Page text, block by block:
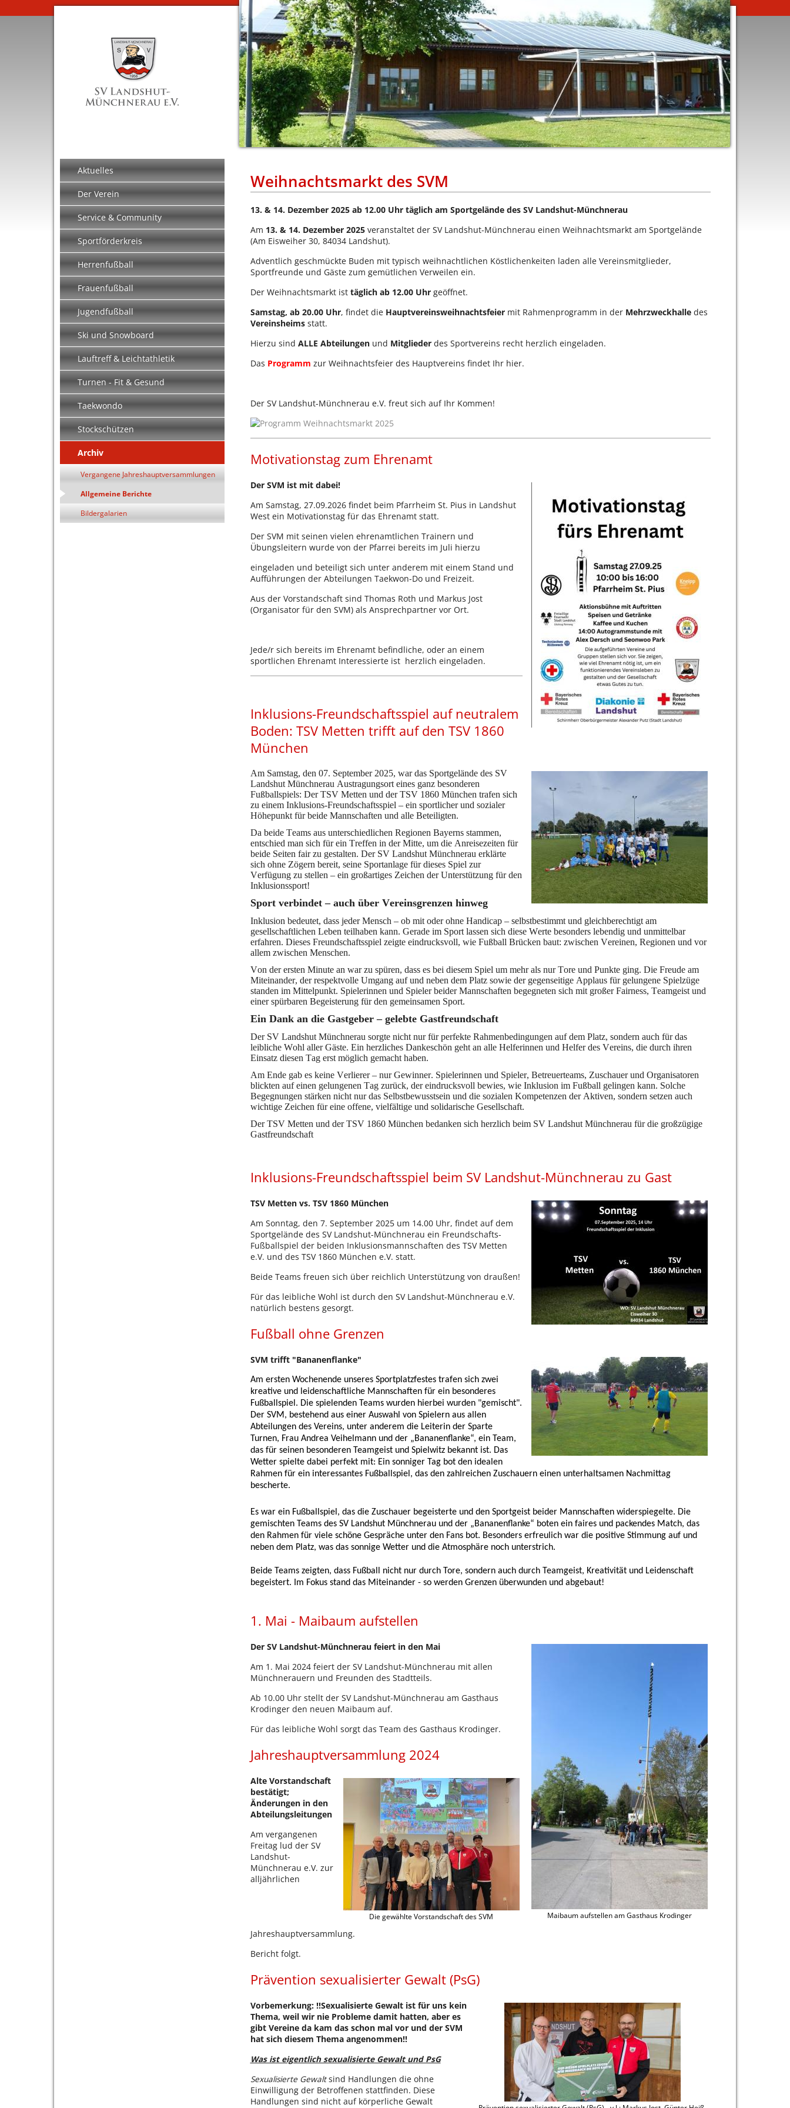
Aktuelles
Der Verein
Service & Community
Sportförderkreis
Herrenfußball
Frauenfußball
Jugendfußball
Ski und Snowboard
Lauftreff & Leichtathletik
Turnen - Fit & Gesund
Taekwondo
Stockschützen
Archiv
Vergangene Jahreshauptversammlungen
Allgemeine Berichte
Bildergalarien
Weihnachtsmarkt des SVM
13. & 14. Dezember 2025 ab 12.00 Uhr täglich am Sportgelände des SV Landshut-Münchnerau
Am 13. & 14. Dezember 2025veranstaltet der SV Landshut-Münchnerau einen Weihnachtsmarkt am Sportgelände
(Am Eisweiher 30, 84034 Landshut).
Adventlich geschmückte Buden mit typisch weihnachtlichen Köstlichenkeiten laden alle Vereinsmitglieder,
Sportfreunde und Gäste zum gemütlichen Verweilen ein.
Der Weihnachtsmarkt ist täglich ab 12.00 Uhrgeöffnet.
Samstag, ab 20.00 Uhr, findet die Hauptvereinsweihnachtsfeiermit Rahmenprogramm in der Mehrzweckhalledes
Vereinsheims statt.
Hierzu sind ALLE Abteilungen und Mitgliederdes Sportvereins recht herzlich eingeladen.
Das Programm zur Weihnachtsfeier des Hauptvereins findet Ihr hier.
Der SV Landshut-Münchnerau e.V. freut sich auf Ihr Kommen!
Motivationstag zum Ehrenamt
Der SVM ist mit dabei!
Am Samstag, 27.09.2026 findet beim Pfarrheim St. Pius in Landshut
West ein Motivationstag für das Ehrenamt statt.
Der SVM mit seinen vielen ehrenamtlichen Trainern und
Übungsleitern wurde von der Pfarrei bereits im Juli hierzu
eingeladen und beteiligt sich unter anderem mit einem Stand und
Aufführungen der Abteilungen Taekwon-Do und Freizeit.
Aus der Vorstandschaft sind Thomas Roth und Markus Jost
(Organisator für den SVM) als Ansprechpartner vor Ort.
Jede/r sich bereits im Ehrenamt befindliche, oder an einem
sportlichen Ehrenamt Interessierte ist herzlich eingeladen.
Inklusions-Freundschaftsspiel auf neutralem
Boden: TSV Metten trifft auf den TSV 1860
München
Am Samstag, den 07. September 2025, war das Sportgelände des SV
Landshut Münchnerau Austragungsort eines ganz besonderen
Fußballspiels: Der TSV Metten und der TSV 1860 München trafen sich
zu einem Inklusions-Freundschaftsspiel – ein sportlicher und sozialer
Höhepunkt für beide Mannschaften und alle Beteiligten.
Da beide Teams aus unterschiedlichen Regionen Bayerns stammen,
entschied man sich für ein Treffen in der Mitte, um die Anreisezeiten für
beide Seiten fair zu gestalten. Der SV Landshut Münchnerau erklärte
sich ohne Zögern bereit, seine Sportanlage für dieses Spiel zur
Verfügung zu stellen – ein großartiges Zeichen der Unterstützung für den
Inklusionssport!
Sport verbindet – auch über Vereinsgrenzen hinweg
Inklusion bedeutet, dass jeder Mensch – ob mit oder ohne Handicap – selbstbestimmt und gleichberechtigt am
gesellschaftlichen Leben teilhaben kann. Gerade im Sport lassen sich diese Werte besonders lebendig und unmittelbar
erfahren. Dieses Freundschaftsspiel zeigte eindrucksvoll, wie Fußball Brücken baut: zwischen Vereinen, Regionen und vor
allem zwischen Menschen.
Von der ersten Minute an war zu spüren, dass es bei diesem Spiel um mehr als nur Tore und Punkte ging. Die Freude am
Miteinander, der respektvolle Umgang auf und neben dem Platz sowie der gegenseitige Applaus für gelungene Spielzüge
standen im Mittelpunkt. Spielerinnen und Spieler beider Mannschaften begegneten sich mit großer Fairness, Teamgeist und
einer spürbaren Begeisterung für den gemeinsamen Sport.
Ein Dank an die Gastgeber – gelebte Gastfreundschaft
Der SV Landshut Münchnerau sorgte nicht nur für perfekte Rahmenbedingungen auf dem Platz, sondern auch für das
leibliche Wohl aller Gäste. Ein herzliches Dankeschön geht an alle Helferinnen und Helfer des Vereins, die durch ihren
Einsatz diesen Tag erst möglich gemacht haben.
Am Ende gab es keine Verlierer – nur Gewinner. Spielerinnen und Spieler, Betreuerteams, Zuschauer und Organisatoren
blickten auf einen gelungenen Tag zurück, der eindrucksvoll bewies, wie Inklusion im Fußball gelingen kann. Solche
Begegnungen stärken nicht nur das Selbstbewusstsein und die sozialen Kompetenzen der Aktiven, sondern setzen auch
wichtige Zeichen für eine offene, vielfältige und solidarische Gesellschaft.
Der TSV Metten und der TSV 1860 München bedanken sich herzlich beim SV Landshut Münchnerau für die großzügige
Gastfreundschaft
Inklusions-Freundschaftsspiel beim SV Landshut-Münchnerau zu Gast
TSV Metten vs. TSV 1860 München
Am Sonntag, den 7. September 2025 um 14.00 Uhr, findet auf dem
Sportgelände des SV Landshut-Münchnerau ein Freundschafts-
Fußballspiel der beiden Inklusionsmannschaften des TSV Metten
e.V. und des TSV 1860 München e.V. statt.
Beide Teams freuen sich über reichlich Unterstützung von draußen!
Für das leibliche Wohl ist durch den SV Landshut-Münchnerau e.V.
natürlich bestens gesorgt.
Fußball ohne Grenzen
SVM trifft "Bananenflanke"
Am ersten Wochenende unseres Sportplatzfestes trafen sich zwei
kreative und leidenschaftliche Mannschaften für ein besonderes
Fußballspiel. Die spielenden Teams wurden hierbei wurden "gemischt".
Der SVM, bestehend aus einer Auswahl von Spielern aus allen
Abteilungen des Vereins, unter anderem die Leiterin der Sparte
Turnen, Frau Andrea Veihelmann und der „Bananenflanke“, ein Team,
das für seinen besonderen Teamgeist und Spielwitz bekannt ist. Das
Wetter spielte dabei perfekt mit: Ein sonniger Tag bot den idealen
Rahmen für ein interessantes Fußballspiel, das den zahlreichen Zuschauern einen unterhaltsamen Nachmittag
bescherte.
Es war ein Fußballspiel, das die Zuschauer begeisterte und den Sportgeist beider Mannschaften widerspiegelte. Die
gemischten Teams des SV Landshut Münchnerau und der „Bananenflanke“ boten ein faires und packendes Match, das
den Rahmen für viele schöne Gespräche unter den Fans bot. Besonders erfreulich war die positive Stimmung auf und
neben dem Platz, was das sonnige Wetter und die Atmosphäre noch unterstrich.
Beide Teams zeigten, dass Fußball nicht nur durch Tore, sondern auch durch Teamgeist, Kreativität und Leidenschaft
begeistert. Im Fokus stand das Miteinander - so werden Grenzen überwunden und abgebaut!
1. Mai - Maibaum aufstellen
Maibaum aufstellen am Gasthaus Krodinger
Der SV Landshut-Münchnerau feiert in den Mai
Am 1. Mai 2024 feiert der SV Landshut-Münchnerau mit allen
Münchnerauern und Freunden des Stadtteils.
Ab 10.00 Uhr stellt der SV Landshut-Münchnerau am Gasthaus
Krodinger den neuen Maibaum auf.
Für das leibliche Wohl sorgt das Team des Gasthaus Krodinger.
Jahreshauptversammlung 2024
Die gewählte Vorstandschaft des SVM
Alte Vorstandschaft
bestätigt;
Änderungen in den
Abteilungsleitungen
Am vergangenen
Freitag lud der SV
Landshut-
Münchnerau e.V. zur
alljährlichen
Jahreshauptversammlung.
Bericht folgt.
Prävention sexualisierter Gewalt (PsG)
Vorbemerkung: !!Sexualisierte Gewalt ist für uns kein
Thema, weil wir nie Probleme damit hatten, aber es
gibt Vereine da kam das schon mal vor und der SVM
hat sich diesem Thema angenommen!!
Was ist eigentlich sexualisierte Gewalt und PsG
Sexualisierte Gewaltsind Handlungen die ohne
Einwilligung der Betroffenen stattfinden. Diese
Handlungen sind nicht auf körperliche Gewalt